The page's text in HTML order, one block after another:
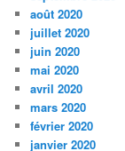
août 2020
juillet 2020
juin 2020
mai 2020
avril 2020
mars 2020
février 2020
janvier 2020